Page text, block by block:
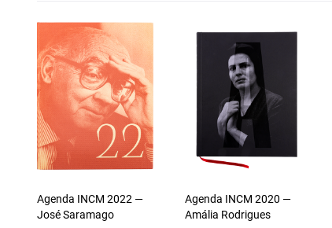
Agenda INCM 2022 —
José Saramago
Agenda INCM 2020 —
Amália Rodrigues